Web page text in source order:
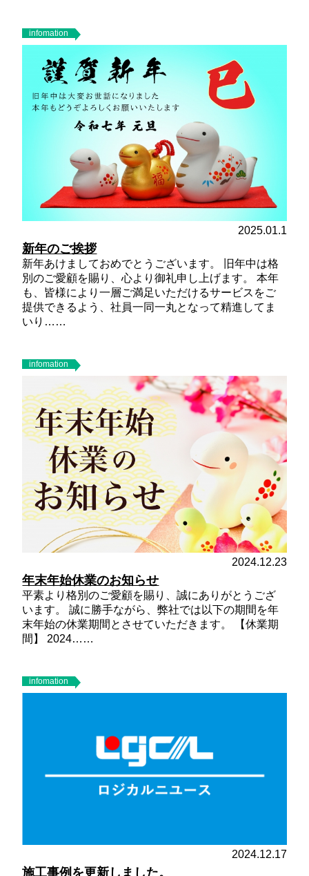
infomation
2025.01.1
新年のご挨拶
新年あけましておめでとうございます。 旧年中は格
別のご愛顧を賜り、心より御礼申し上げます。 本年
も、皆様により一層ご満足いただけるサービスをご
提供できるよう、社員一同一丸となって精進してま
いり……
infomation
2024.12.23
年末年始休業のお知らせ
平素より格別のご愛顧を賜り、誠にありがとうござ
います。 誠に勝手ながら、弊社では以下の期間を年
末年始の休業期間とさせていただきます。
【休業期
間】
2024……
infomation
2024.12.17
施工事例を更新しました。